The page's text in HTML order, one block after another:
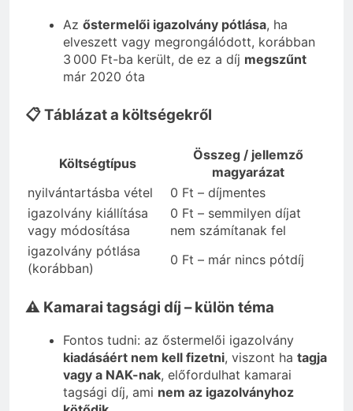
Az őstermelői igazolvány pótlása, ha
elveszett vagy megrongálódott, korábban
3 000 Ft-ba került, de ez a díj megszűnt
már 2020 óta
📋 Táblázat a költségekről
Költségtípus
Összeg / jellemző
magyarázat
nyilvántartásba vétel
0 Ft – díjmentes
igazolvány kiállítása
vagy módosítása
0 Ft – semmilyen díjat
nem számítanak fel
igazolvány pótlása
(korábban)
0 Ft – már nincs pótdíj
⚠️ Kamarai tagsági díj – külön téma
Fontos tudni: az őstermelői igazolvány
kiadásáért nem kell fizetni, viszont ha tagja
vagy a NAK-nak, előfordulhat kamarai
tagsági díj, ami nem az igazolványhoz